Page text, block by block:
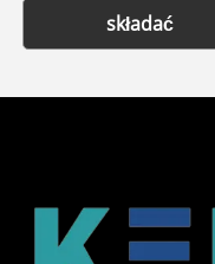
składać